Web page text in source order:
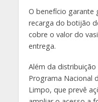
O benefício garante
recarga do botijão
cobre o valor do
entrega.
Além da
Programa Nacional
Limpo, que prevê